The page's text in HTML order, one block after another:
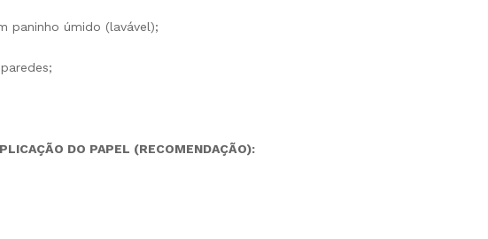
paninho úmido (lavável);
DO PAPEL (RECOMENDAÇÃO):